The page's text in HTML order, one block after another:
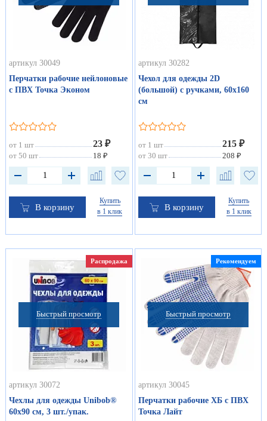
артикул 30049
Перчатки рабочие нейлоновые
с ПВХ Точка Эконом
от 1 шт 23 ₽
от 50 шт 18 ₽
В корзину
Купить
в 1 клик
артикул 30282
Чехол для одежды 2D
(большой) с ручками, 60х160
см
от 1 шт 215 ₽
от 30 шт 208 ₽
В корзину
Купить
в 1 клик
Быстрый просмотр
Распродажа
артикул 30072
Чехлы для одежды Unibob®
60х90 см, 3 шт./упак.
Быстрый просмотр
Рекомендуем
артикул 30045
Перчатки рабочие ХБ с ПВХ
Точка Лайт